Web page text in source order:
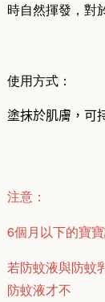
時自然揮發，對
使用方式：
塗抹於肌膚，可
注意：
6個月以下的寶
若防蚊液與防蚊
防蚊液才不